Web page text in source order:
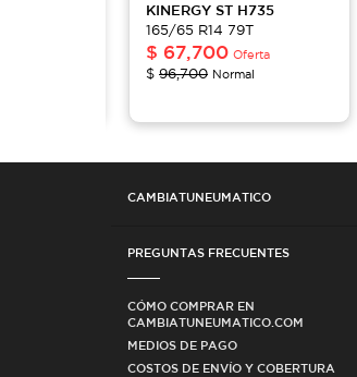
KINERGY ST H735
165/65 R14 79T
$ 67,700 Oferta
$ 96,700 Normal
CAMBIATUNEUMATICO
PREGUNTAS FRECUENTES
CÓMO COMPRAR EN
CAMBIATUNEUMATICO.COM
MEDIOS DE PAGO
COSTOS DE ENVÍO Y COBERTURA